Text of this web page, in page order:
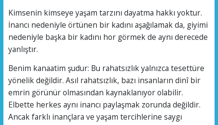
Kimsenin kimseye yaşam tarzını dayatma hakkı yoktur.
İnancı nedeniyle örtünen bir kadını aşağılamak da, giyimi
nedeniyle başka bir kadını hor görmek de aynı derecede
yanlıştır.
Benim kanaatim şudur: Bu rahatsızlık yalnızca tesettüre
yönelik değildir. Asıl rahatsızlık, bazı insanların dinî bir
emrin görünür olmasından kaynaklanıyor olabilir.
Elbette herkes aynı inancı paylaşmak zorunda değildir.
Ancak farklı inançlara ve yaşam tercihlerine saygı